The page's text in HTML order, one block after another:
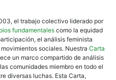
el trabajo colectivo liderado por
fundamentalescomo la equidad
el análisis feminista
sociales. Nuestra Carta
un marco compartido de análisis
comunidades miembro en todo el
diversas luchas. Esta Carta,